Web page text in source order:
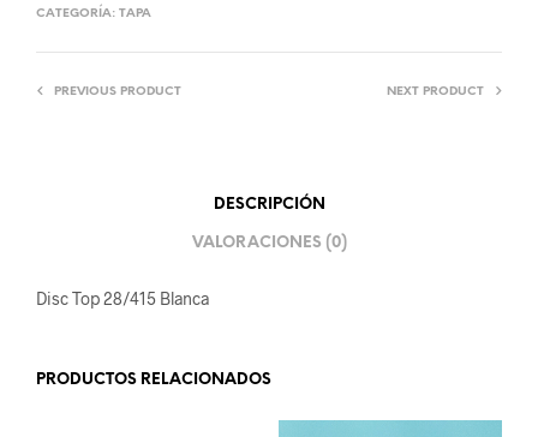
CATEGORÍA: TAPA
PREVIOUS PRODUCT NEXT PRODUCT
DESCRIPCIÓN
VALORACIONES (0)
Disc Top 28/415 Blanca
PRODUCTOS RELACIONADOS